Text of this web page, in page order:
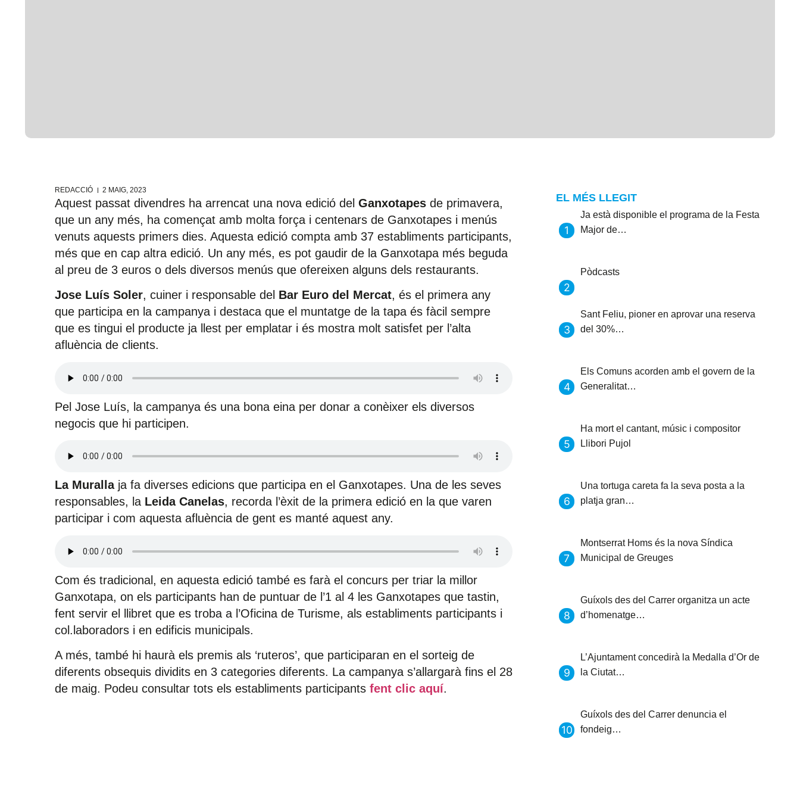
REDACCIÓ 2 MAIG, 2023
Aquest passat divendres ha arrencat una nova edició del Ganxotapes de primavera,
que un any més, ha començat amb molta força i centenars de Ganxotapes i menús
venuts aquests primers dies. Aquesta edició compta amb 37 establiments participants,
més que en cap altra edició. Un any més, es pot gaudir de la Ganxotapa més beguda
al preu de 3 euros o dels diversos menús que ofereixen alguns dels restaurants.
Jose Luís Soler, cuiner i responsable del Bar Euro del Mercat, és el primera any
que participa en la campanya i destaca que el muntatge de la tapa és fàcil sempre
que es tingui el producte ja llest per emplatar i és mostra molt satisfet per l’alta
afluència de clients.
Pel Jose Luís, la campanya és una bona eina per donar a conèixer els diversos
negocis que hi participen.
La Murallaja fa diverses edicions que participa en el Ganxotapes. Una de les seves
responsables, la Leida Canelas, recorda l’èxit de la primera edició en la que varen
participar i com aquesta afluència de gent es manté aquest any.
Com és tradicional, en aquesta edició també es farà el concurs per triar la millor
Ganxotapa, on els participants han de puntuar de l’1 al 4 les Ganxotapes que tastin,
fent servir el llibret que es troba a l’Oficina de Turisme, als establiments participants i
col.laboradors i en edificis municipals.
A més, també hi haurà els premis als ‘ruteros’, que participaran en el sorteig de
diferents obsequis dividits en 3 categories diferents. La campanya s’allargarà fins el 28
de maig. Podeu consultar tots els establiments participants fent clic aquí.
EL MÉS LLEGIT
Ja està disponible el programa de la Festa
Major de…
Pòdcasts
Sant Feliu, pioner en aprovar una reserva
del 30%…
Els Comuns acorden amb el govern de la
Generalitat…
Ha mort el cantant, músic i compositor
Llibori Pujol
Una tortuga careta fa la seva posta a la
platja gran…
Montserrat Homs és la nova Síndica
Municipal de Greuges
Guíxols des del Carrer organitza un acte
d’homenatge…
L’Ajuntament concedirà la Medalla d’Or de
la Ciutat…
Guíxols des del Carrer denuncia el
fondeig…